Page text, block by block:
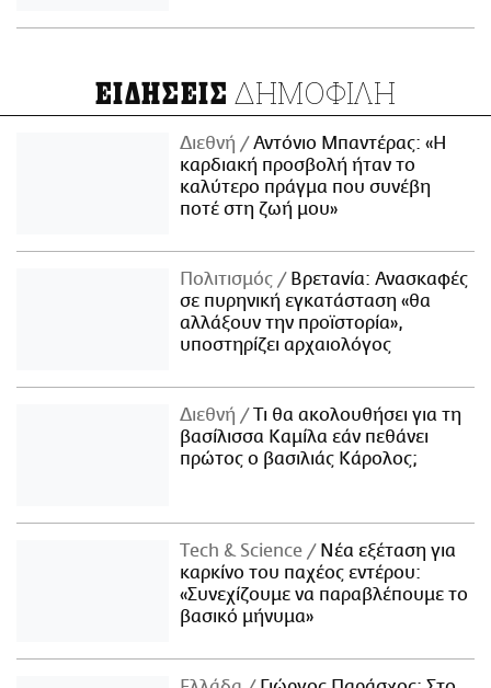
ΕΙΔΗΣΕΙΣ ΔΗΜΟΦΙΛΗ
Διεθνή
Αντόνιο Μπαντέρας: «Η
καρδιακή προσβολή ήταν το
καλύτερο πράγμα που συνέβη
ποτέ στη ζωή μου»
Πολιτισμός
Βρετανία: Ανασκαφές
σε πυρηνική εγκατάσταση «θα
αλλάξουν την προϊστορία»,
υποστηρίζει αρχαιολόγος
Διεθνή
Τι θα ακολουθήσει για τη
βασίλισσα Καμίλα εάν πεθάνει
πρώτος ο βασιλιάς Κάρολος;
Τech & Science
Νέα εξέταση για
καρκίνο του παχέος εντέρου:
«Συνεχίζουμε να παραβλέπουμε το
βασικό μήνυμα»